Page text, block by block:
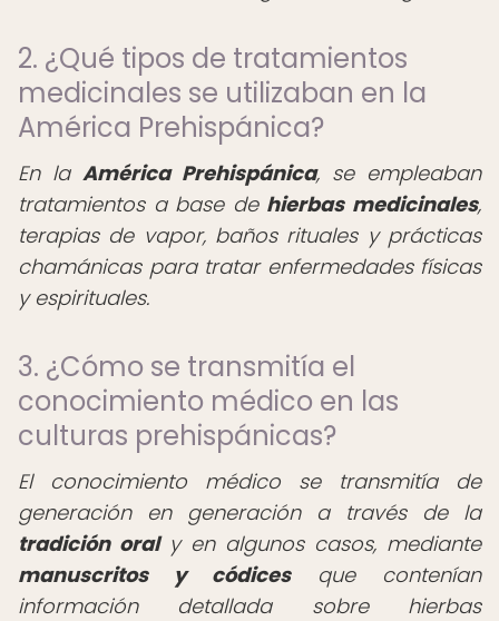
2. ¿Qué tipos de tratamientos
medicinales se utilizaban en la
América Prehispánica?
En la América Prehispánica, se empleaban
tratamientos a base de hierbas medicinales,
terapias de vapor, baños rituales y prácticas
chamánicas para tratar enfermedades físicas
y espirituales.
3. ¿Cómo se transmitía el
conocimiento médico en las
culturas prehispánicas?
El conocimiento médico se transmitía de
generación en generación a través de la
tradición oraly en algunos casos, mediante
manuscritos y códicesque contenían
información detallada sobre hierbas